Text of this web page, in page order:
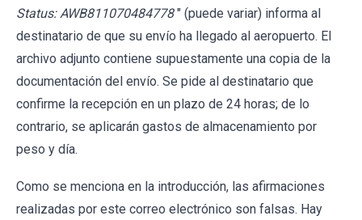
Status: AWB811070484778 " (puede variar) informa al
destinatario de que su envío ha llegado al aeropuerto. El
archivo adjunto contiene supuestamente una copia de la
documentación del envío. Se pide al destinatario que
confirme la recepción en un plazo de 24 horas; de lo
contrario, se aplicarán gastos de almacenamiento por
peso y día.
Como se menciona en la introducción, las afirmaciones
realizadas por este correo electrónico son falsas. Hay